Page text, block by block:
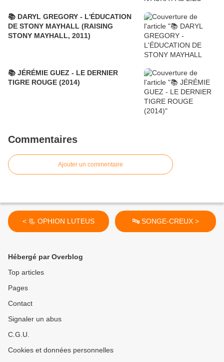
📚 DARYL GREGORY - L'ÉDUCATION
DE STONY MAYHALL (RAISING
STONY MAYHALL, 2011)
📚 JÉRÉMIE GUEZ - LE DERNIER
TIGRE ROUGE (2014)
Commentaires
Ajouter un commentaire
< 📃 OPHION LUTEUS 🔤 SONGE-CREUX >
Hébergé par Overblog
Top articles
Pages
Contact
Signaler un abus
C.G.U.
Cookies et données personnelles